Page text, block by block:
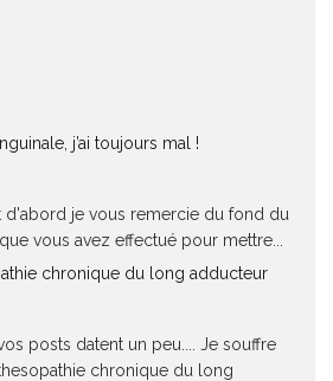
j’ai toujours mal !
d'abord je vous remercie du fond du
vous avez effectué pour mettre...
chronique du long adducteur
posts datent un peu.... Je souffre
chronique du long